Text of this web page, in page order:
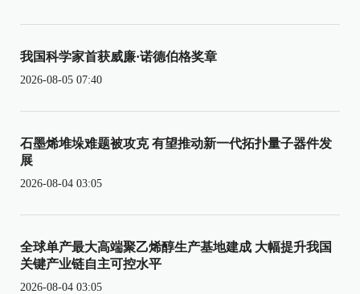
我国科学家首获威廉·诺德伯格奖章
2026-08-05 07:40
石墨烯堆垛难题被攻克 有望推动新一代拓扑量子器件发
展
2026-08-04 03:05
全球单产最大高端聚乙烯醇生产基地建成 大幅提升我国
关键产业链自主可控水平
2026-08-04 03:05